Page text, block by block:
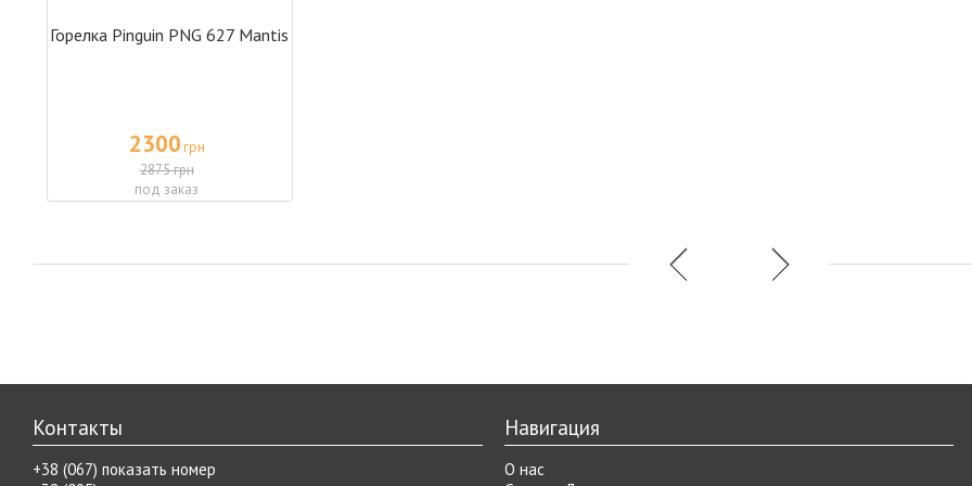
Горелка Pinguin PNG 627 Mantis
2300грн
2875 грн
под заказ
Контакты
+38 (067) показать номер
Навигация
О нас